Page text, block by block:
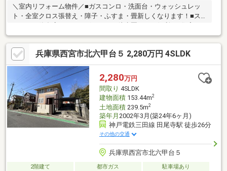
＼室内リフォーム物件／■ガスコンロ・洗面台・ウォッシュレッ
ト・全室クロス張替え・障子・ふすま・畳新しくなります！■ス
ーパーや飲食店・ドラッグストアが徒歩圏にあり便利！■住宅ロ
ーン相談無料！頭金０円フルローン可能！■今お持ちのローンを
最大５００万円まで住宅ローンと一本化が可能！＼新生活を充実
のトータルサポート／オプション工事可能！引越し業者提携先ご
紹介可能！新築一戸建て物件は『住まい選びのプロフェッショナ
ル』住まいるプラス１ハウジングプラザにお任せください！スー
モに掲載していない物件も弊社へご相談下さい！見学、資料請求
などお気軽にお問い合わせください！
兵庫県西宮市北六甲台５ 2,280万円 4SLDK
2,280万円
間取り 4SLDK
建物面積153.44m2
土地面積239.5m2
築年月 2002年3月(築24年6ヶ月)
神戸電鉄三田線 田尾寺駅 徒歩26分
その他の交通
兵庫県西宮市北六甲台５
2階建て 都市ガス
駐車場あり